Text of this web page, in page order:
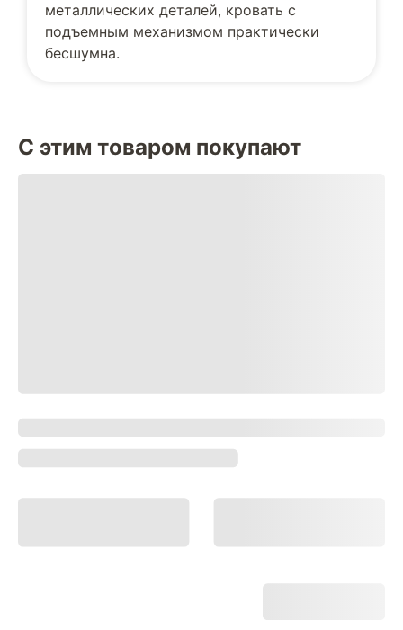
металлических деталей, кровать с
подъемным механизмом практически
бесшумна.
С этим товаром покупают